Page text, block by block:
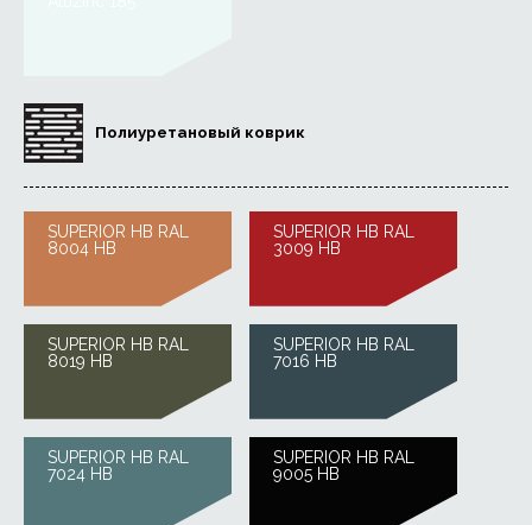
Полиуретановый коврик
SUPERIOR HB RAL
8004 HB
SUPERIOR HB RAL
3009 HB
SUPERIOR HB RAL
8019 HB
SUPERIOR HB RAL
7016 HB
SUPERIOR HB RAL
7024 HB
SUPERIOR HB RAL
9005 HB